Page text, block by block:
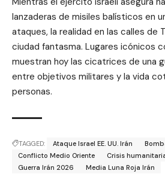
lanzaderas de misiles balísticos en
ataques, la realidad en las calles de
ciudad fantasma. Lugares icónicos
muestran hoy las cicatrices de una
entre objetivos militares y la vida
personas.
TAGGED: Ataque Israel EE. UU. Irán
Conflicto Medio Oriente
Crisis
Guerra Irán 2026
Media Luna Roja Irán